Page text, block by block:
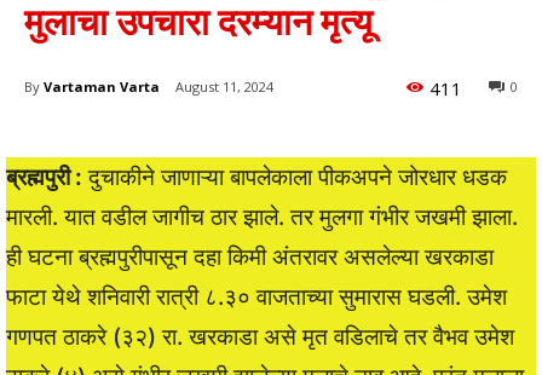
मुलाचा उपचारा दरम्यान मृत्यू
By Vartaman Varta August 11, 2024 0
411
ब्रह्मपुरी : दुचाकीने जाणाऱ्या बापलेकाला पीकअपने जोरधार धडक
मारली. यात वडील जागीच ठार झाले. तर मुलगा गंभीर जखमी झाला.
ही घटना ब्रह्मपुरीपासून दहा किमी अंतरावर असलेल्या खरकाडा
फाटा येथे शनिवारी रात्री ८.३० वाजताच्या सुमारास घडली. उमेश
गणपत ठाकरे (३२) रा. खरकाडा असे मृत वडिलाचे तर वैभव उमेश